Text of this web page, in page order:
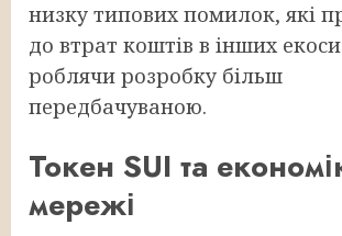
низку типових помилок, які
до втрат коштів в інших
роблячи розробку більш
передбачуваною.
Токен SUI та
мережі